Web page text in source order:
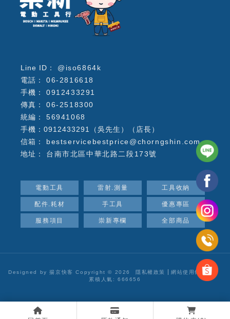
@iso6864k
06-2816618
0912433291
06-2518300
56941068
手機：0912433291（吳先生）（店長）
bestservicebestprice@chorngshin.com
台南市北區中華北路二段173號
電動工具 雷射.測量 工具收納
配件.耗材 手工具 優惠專區
服務項目 崇新專欄 全部商品
Designed by揚京快客 Copyright © 2026 隱私權政策 網站使用條款
..
累積人氣: 666656